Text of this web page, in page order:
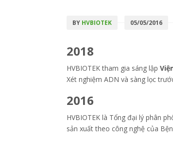
BY HVBIOTEK 05/05/2016
2018
HVBIOTEK tham gia sáng lập
Xét nghiệm ADN và sàng lọc
2016
HVBIOTEK là Tổng đại lý phân
sản xuất theo công nghệ của